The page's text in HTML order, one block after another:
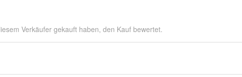
Verkäufer gekauft haben, den Kauf bewertet.